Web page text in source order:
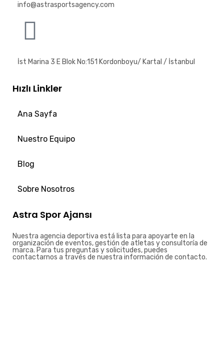
info@astrasportsagency.com
İst Marina 3 E Blok No:151 Kordonboyu/ Kartal / İstanbul
Hızlı Linkler
Ana Sayfa
Nuestro Equipo
Blog
Sobre Nosotros
Astra Spor Ajansı
Nuestra agencia deportiva está lista para apoyarte en la
organización de eventos, gestión de atletas y consultoría de
marca. Para tus preguntas y solicitudes, puedes
contactarnos a través de nuestra información de contacto.